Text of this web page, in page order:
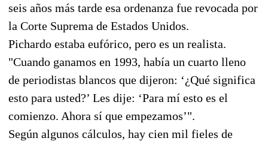
seis años más tarde esa ordenanza fue revocada por
la Corte Suprema de Estados Unidos.
Pichardo estaba eufórico, pero es un realista.
"Cuando ganamos en 1993, había un cuarto lleno
de periodistas blancos que dijeron: ‘¿Qué significa
esto para usted?’ Les dije: ‘Para mí esto es el
comienzo. Ahora sí que empezamos’".
Según algunos cálculos, hay cien mil fieles de